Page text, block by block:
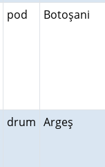
pod Botoşani
drum Argeş